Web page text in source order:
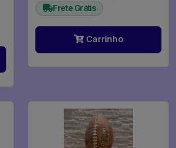
Frete Grátis
Carrinho